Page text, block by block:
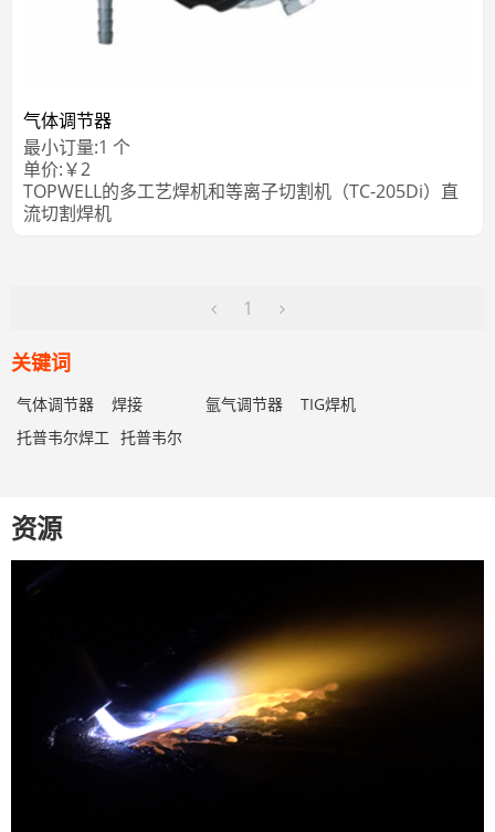
气体调节器
最小订量:1 个
单价:￥2
TOPWELL的多工艺焊机和等离子切割机（TC-205Di）直
流切割焊机
1
关键词
气体调节器 焊接 氩气调节器
TIG焊机
托普韦尔焊工 托普韦尔
资源